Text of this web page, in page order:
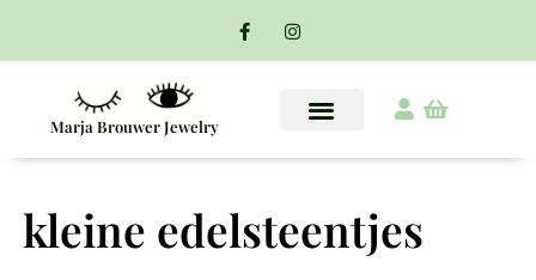
Marja Brouwer Jewelry
kleine edelsteentjes